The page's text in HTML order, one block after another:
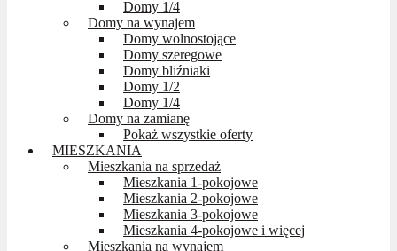
Domy 1/4
Domy na wynajem
Domy wolnostojące
Domy szeregowe
Domy bliźniaki
Domy 1/2
Domy 1/4
Domy na zamianę
Pokaż wszystkie oferty
MIESZKANIA
Mieszkania na sprzedaż
Mieszkania 1-pokojowe
Mieszkania 2-pokojowe
Mieszkania 3-pokojowe
Mieszkania 4-pokojowe i więcej
Mieszkania na wynajem